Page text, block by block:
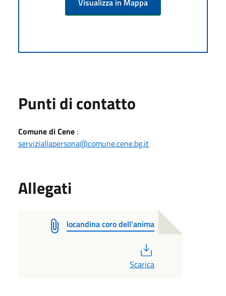
Punti di contatto
Comune di Cene :
serviziallapersona@comune.cene.bg.it
Allegati
locandina coro dell'anima
Scarica